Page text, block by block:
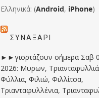
Ελληνικά: (Android, iPhone)
ΣΥΝΑΞΆΡΙ
►►γιορτάζουν σήμερα Σαβ
2026: Μυρων,
Φύλλια, Φιλιώ, Φιλλίτσα,
Τριανταφυλλένια,